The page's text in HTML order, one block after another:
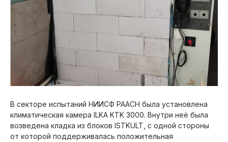
В секторе испытаний НИИСФ РААСН была установлена
климатическая камера ILKA KTK 3000. Внутри неё была
возведена кладка из блоков ISTKULT, с одной стороны
от которой поддерживалась положительная